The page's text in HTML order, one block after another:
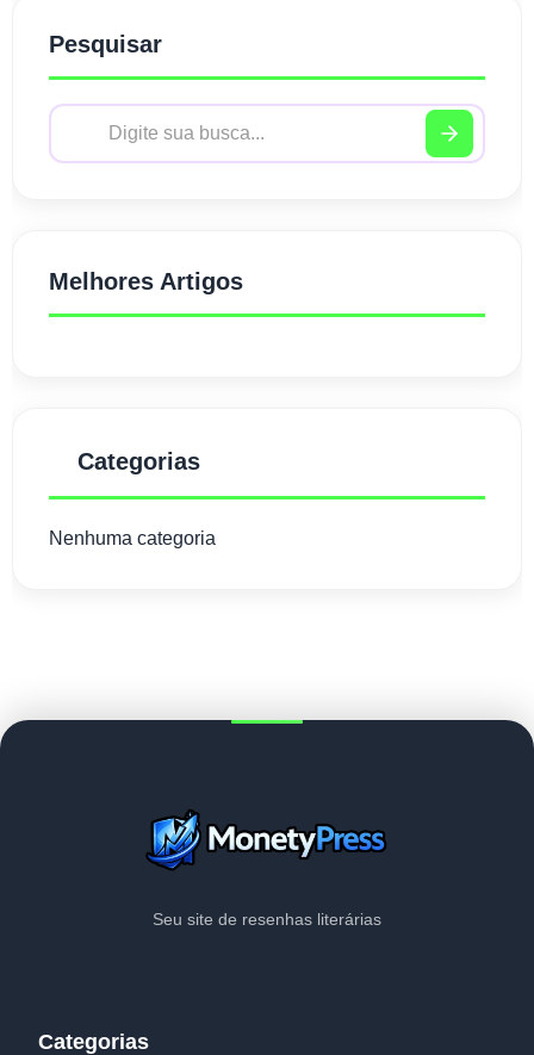
Pesquisar
Melhores Artigos
Categorias
Nenhuma categoria
Seu site de resenhas literárias
Categorias